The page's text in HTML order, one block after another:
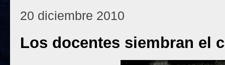
20 diciembre 2010
Los docentes siembran el